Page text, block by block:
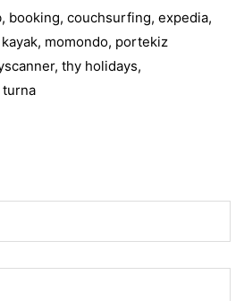
, booking, couchsurfing, expedia,
kayak, momondo, portekiz
, thy holidays,
turna